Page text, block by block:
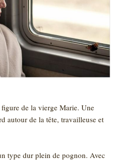
figure de la vierge Marie. Une
autour de la tête, travailleuse et
type dur plein de pognon. Avec